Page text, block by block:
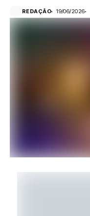
REDAÇÃO 19/06/2026